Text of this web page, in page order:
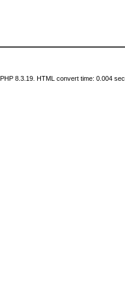
8.3.19. HTML convert time: 0.004 sec.